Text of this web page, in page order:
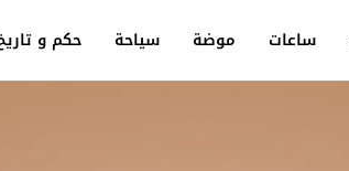
حكم و سياحة موضة ساعات